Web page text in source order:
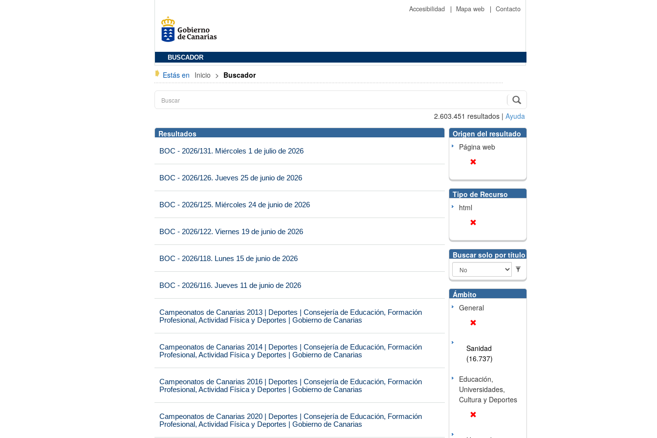
Accesibilidad | Mapa web | Contacto
BUSCADOR
Estás en Inicio > Buscador
2.603.451 resultados | Ayuda
Resultados
BOC - 2026/131. Miércoles 1 de julio de 2026
BOC - 2026/126. Jueves 25 de junio de 2026
BOC - 2026/125. Miércoles 24 de junio de 2026
BOC - 2026/122. Viernes 19 de junio de 2026
BOC - 2026/118. Lunes 15 de junio de 2026
BOC - 2026/116. Jueves 11 de junio de 2026
Campeonatos de Canarias 2013 | Deportes | Consejería de Educación, Formación
Profesional, Actividad Física y Deportes | Gobierno de Canarias
Campeonatos de Canarias 2014 | Deportes | Consejería de Educación, Formación
Profesional, Actividad Física y Deportes | Gobierno de Canarias
Campeonatos de Canarias 2016 | Deportes | Consejería de Educación, Formación
Profesional, Actividad Física y Deportes | Gobierno de Canarias
Campeonatos de Canarias 2020 | Deportes | Consejería de Educación, Formación
Profesional, Actividad Física y Deportes | Gobierno de Canarias
Origen del resultado
Página web
Tipo de Recurso
html
Buscar solo por título
Ámbito
General
Sanidad
(16.737)
Educación,
Universidades,
Cultura y Deportes